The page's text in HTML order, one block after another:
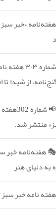
شماره ۳۰۳
از شیدا
📢
منتشر شد.
به دنیای هنر
هفته نامه خبر سبز